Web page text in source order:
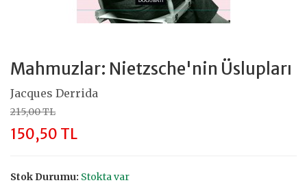
Mahmuzlar: Nietzsche'nin Üslupları
Jacques Derrida
215,00 TL
150,50 TL
Stok Durumu: Stokta var